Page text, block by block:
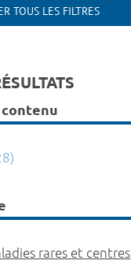
TOUS LES FILTRES
rares et centres